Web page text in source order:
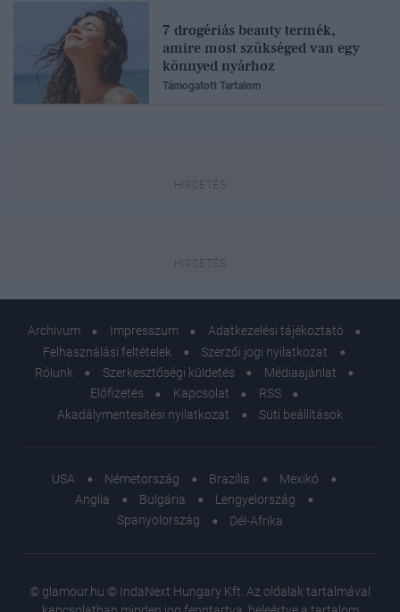
7 drogériás beauty termék,
amire most szükséged van egy
könnyed nyárhoz
Támogatott Tartalom
Archívum Impresszum
Adatkezelési tájékoztató
Felhasználási feltételek
Szerzői jogi nyilatkozat
Rólunk
Szerkesztőségi küldetés
Médiaajánlat
Előfizetés
Kapcsolat
RSS
Akadálymentesítési nyilatkozat
Süti beállítások
USA Németország Brazília
Mexikó
Anglia
Bulgária
Lengyelország
Spanyolország
Dél-Afrika
© glamour.hu © IndaNext Hungary Kft. Az oldalak tartalmával